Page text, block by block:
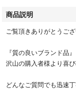
商品説明
ご覧頂きありがとうご
『質の良いブランド品
沢山の購入者様より喜
どんなご質問でも迅速